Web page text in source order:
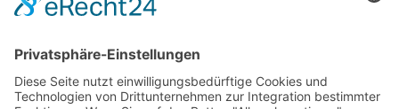
Contact / Kontakt
Frank Hohmann